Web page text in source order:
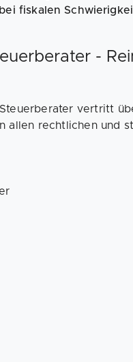
fiskalen
-
vertritt
allen rechtlichen und